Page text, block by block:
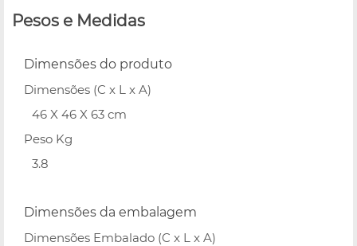
Pesos e Medidas
Dimensões do produto
Dimensões (C x L x A)
46 X 46 X 63 cm
Peso Kg
3.8
Dimensões da embalagem
Dimensões Embalado (C x L x A)